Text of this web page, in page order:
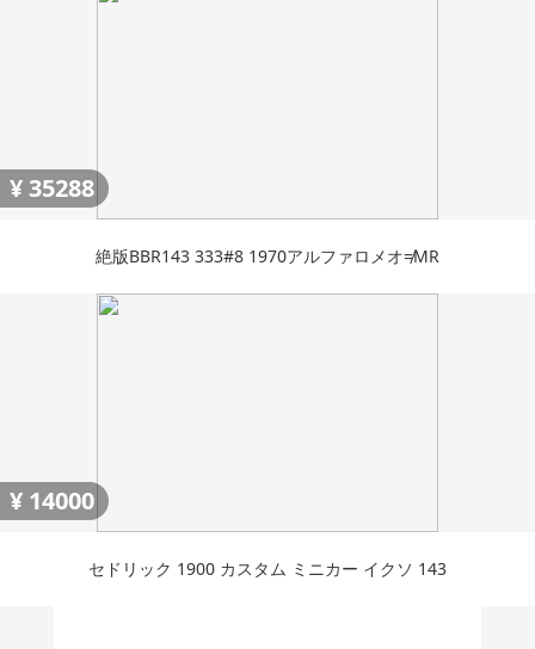
¥35288
絶版BBR143 333#8 1970アルファロメオ≠MR
¥ 14000
セドリック 1900 カスタム ミニカー イクソ 143